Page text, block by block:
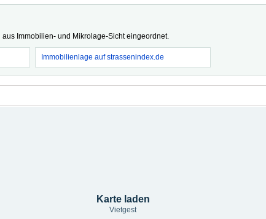
Immobilien- und Mikrolage-Sicht eingeordnet.
Immobilienlage auf strassenindex.de
Karte laden
Vietgest